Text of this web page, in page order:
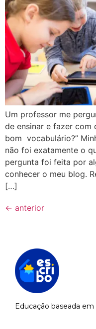
Um professor me
de ensinar e fazer com
bom vocabulário?”
não foi exatamente o
pergunta foi feita por
conhecer o meu blog.
[…]
← anterior
Educação baseada em